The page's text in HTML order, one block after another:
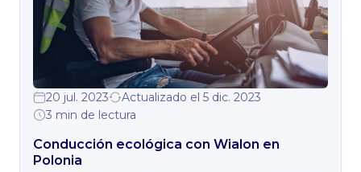
20 jul. 2023
Actualizado el 5 dic. 2023
3 min de lectura
Conducción ecológica con Wialon en
Polonia